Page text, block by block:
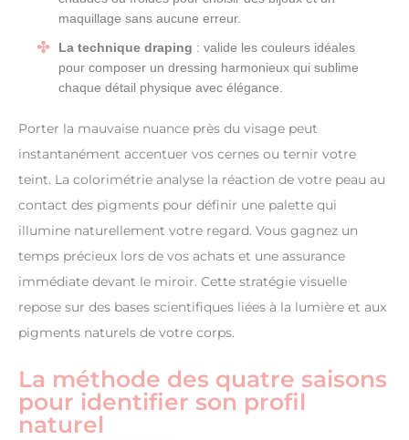
maquillage sans aucune erreur.
La technique draping : valide les couleurs idéales
pour composer un dressing harmonieux qui sublime
chaque détail physique avec élégance.
Porter la mauvaise nuance près du visage peut
instantanément accentuer vos cernes ou ternir votre
teint. La colorimétrie analyse la réaction de votre peau au
contact des pigments pour définir une palette qui
illumine naturellement votre regard. Vous gagnez un
temps précieux lors de vos achats et une assurance
immédiate devant le miroir. Cette stratégie visuelle
repose sur des bases scientifiques liées à la lumière et aux
pigments naturels de votre corps.
La méthode des quatre saisons
pour identifier son profil
naturel